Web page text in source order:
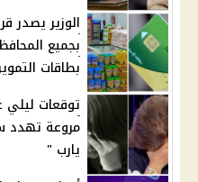
الوزير يصدر
بجميع
بطاقات
توقعات ليلي
مروعة تهدد
يارب "